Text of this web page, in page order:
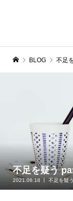
BLOG 不足
不足を疑う
2021.06.18 不足を疑う